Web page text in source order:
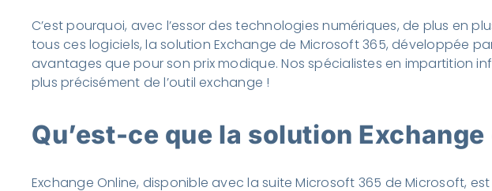
C’est pourquoi, avec l’essor des technologies numériques, de plus en
tous ces logiciels, la solution Exchange de Microsoft 365, développée
avantages que pour son prix modique. Nos spécialistes en impartition
plus précisément de l’outil exchange !
Qu’est-ce que la solution
Exchange Online, disponible avec la suite Microsoft 365 de Microsoft,